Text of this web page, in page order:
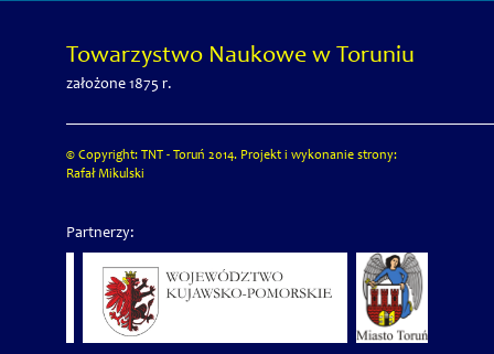
Towarzystwo Naukowe w Toruniu
założone 1875 r.
© Copyright: TNT - Toruń 2014. Projekt i wykonanie strony:
Rafał Mikulski
Partnerzy: